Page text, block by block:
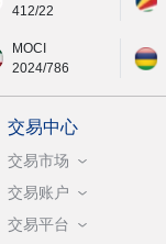
412/22
MOCI
2024/786
交易中心
交易市场
交易账户
交易平台